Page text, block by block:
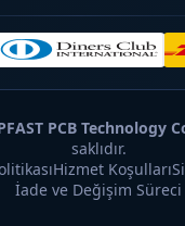
PCB Technology
saklıdır.
Hizmet Koşulları
İade ve Değişim Süreci